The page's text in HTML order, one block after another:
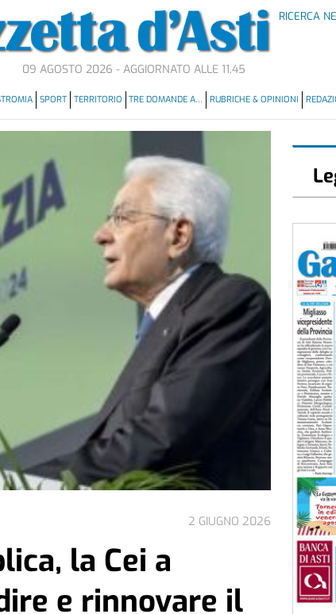
RICERCA
09 AGOSTO 2026 - AGGIORNATO ALLE 11.45
SPORT TERRITORIO TRE DOMANDE A… RUBRICHE & OPINIONI
2 GIUGNO 2026
la Cei a
e rinnovare il